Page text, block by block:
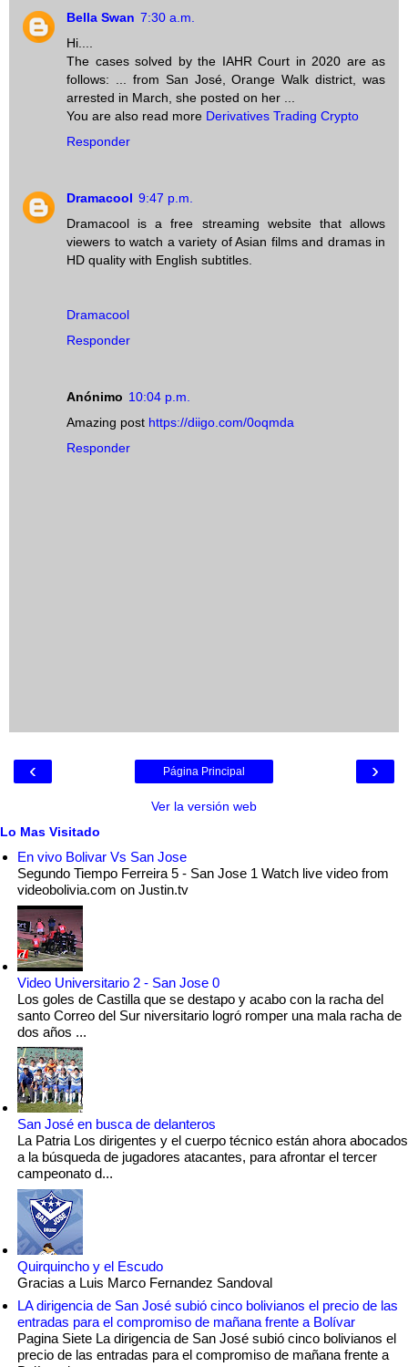
Bella Swan 7:30 a.m.
Hi....
The cases solved by the IAHR Court in 2020 are as
follows: ... from San José, Orange Walk district, was
arrested in March, she posted on her ...
You are also read more Derivatives Trading Crypto
Responder
Dramacool 9:47 p.m.
Dramacool is a free streaming website that allows
viewers to watch a variety of Asian films and dramas in
HD quality with English subtitles.
Dramacool
Responder
Anónimo 10:04 p.m.
Amazing post https://diigo.com/0oqmda
Responder
‹ ›
Página Principal
Ver la versión web
Lo Mas Visitado
En vivo Bolivar Vs San Jose
Segundo Tiempo Ferreira 5 - San Jose 1 Watch live video from
videobolivia.com on Justin.tv
Video Universitario 2 - San Jose 0
Los goles de Castilla que se destapo y acabo con la racha del
santo Correo del Sur niversitario logró romper una mala racha de
dos años ...
San José en busca de delanteros
La Patria Los dirigentes y el cuerpo técnico están ahora abocados
a la búsqueda de jugadores atacantes, para afrontar el tercer
campeonato d...
Quirquincho y el Escudo
Gracias a Luis Marco Fernandez Sandoval
LA dirigencia de San José subió cinco bolivianos el precio de las
entradas para el compromiso de mañana frente a Bolívar
Pagina Siete La dirigencia de San José subió cinco bolivianos el
precio de las entradas para el compromiso de mañana frente a